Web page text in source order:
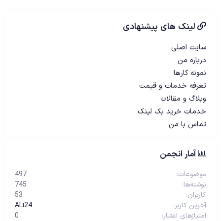
لینک های پیشنهادی
سایت اصلی
درباره من
نمونه کارها
تعرفه خدمات و قیمت
وبلاگ و مقالات
خدمات خرید بک لینک
تماس با من
آمار انجمن
موضوعات
497
نوشته‌ها
745
کاربران
53
آخرین کاربر
ALi24
امتیازهای اعتبار
0